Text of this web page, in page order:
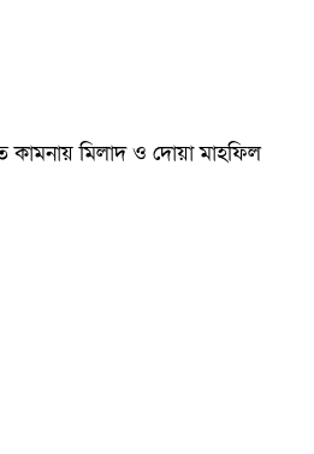
কামনায় মিলাদ ও দোয়া মাহফিল